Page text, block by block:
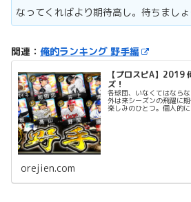
なってくればより期待高し。待ちましょ
関連： 俺的ランキング 野手編
【プロスピA】2019
ズ！
各球団、いなくてはなら
外は来シーズンの飛躍に
楽しみのひとつ。個人的
orejien.com